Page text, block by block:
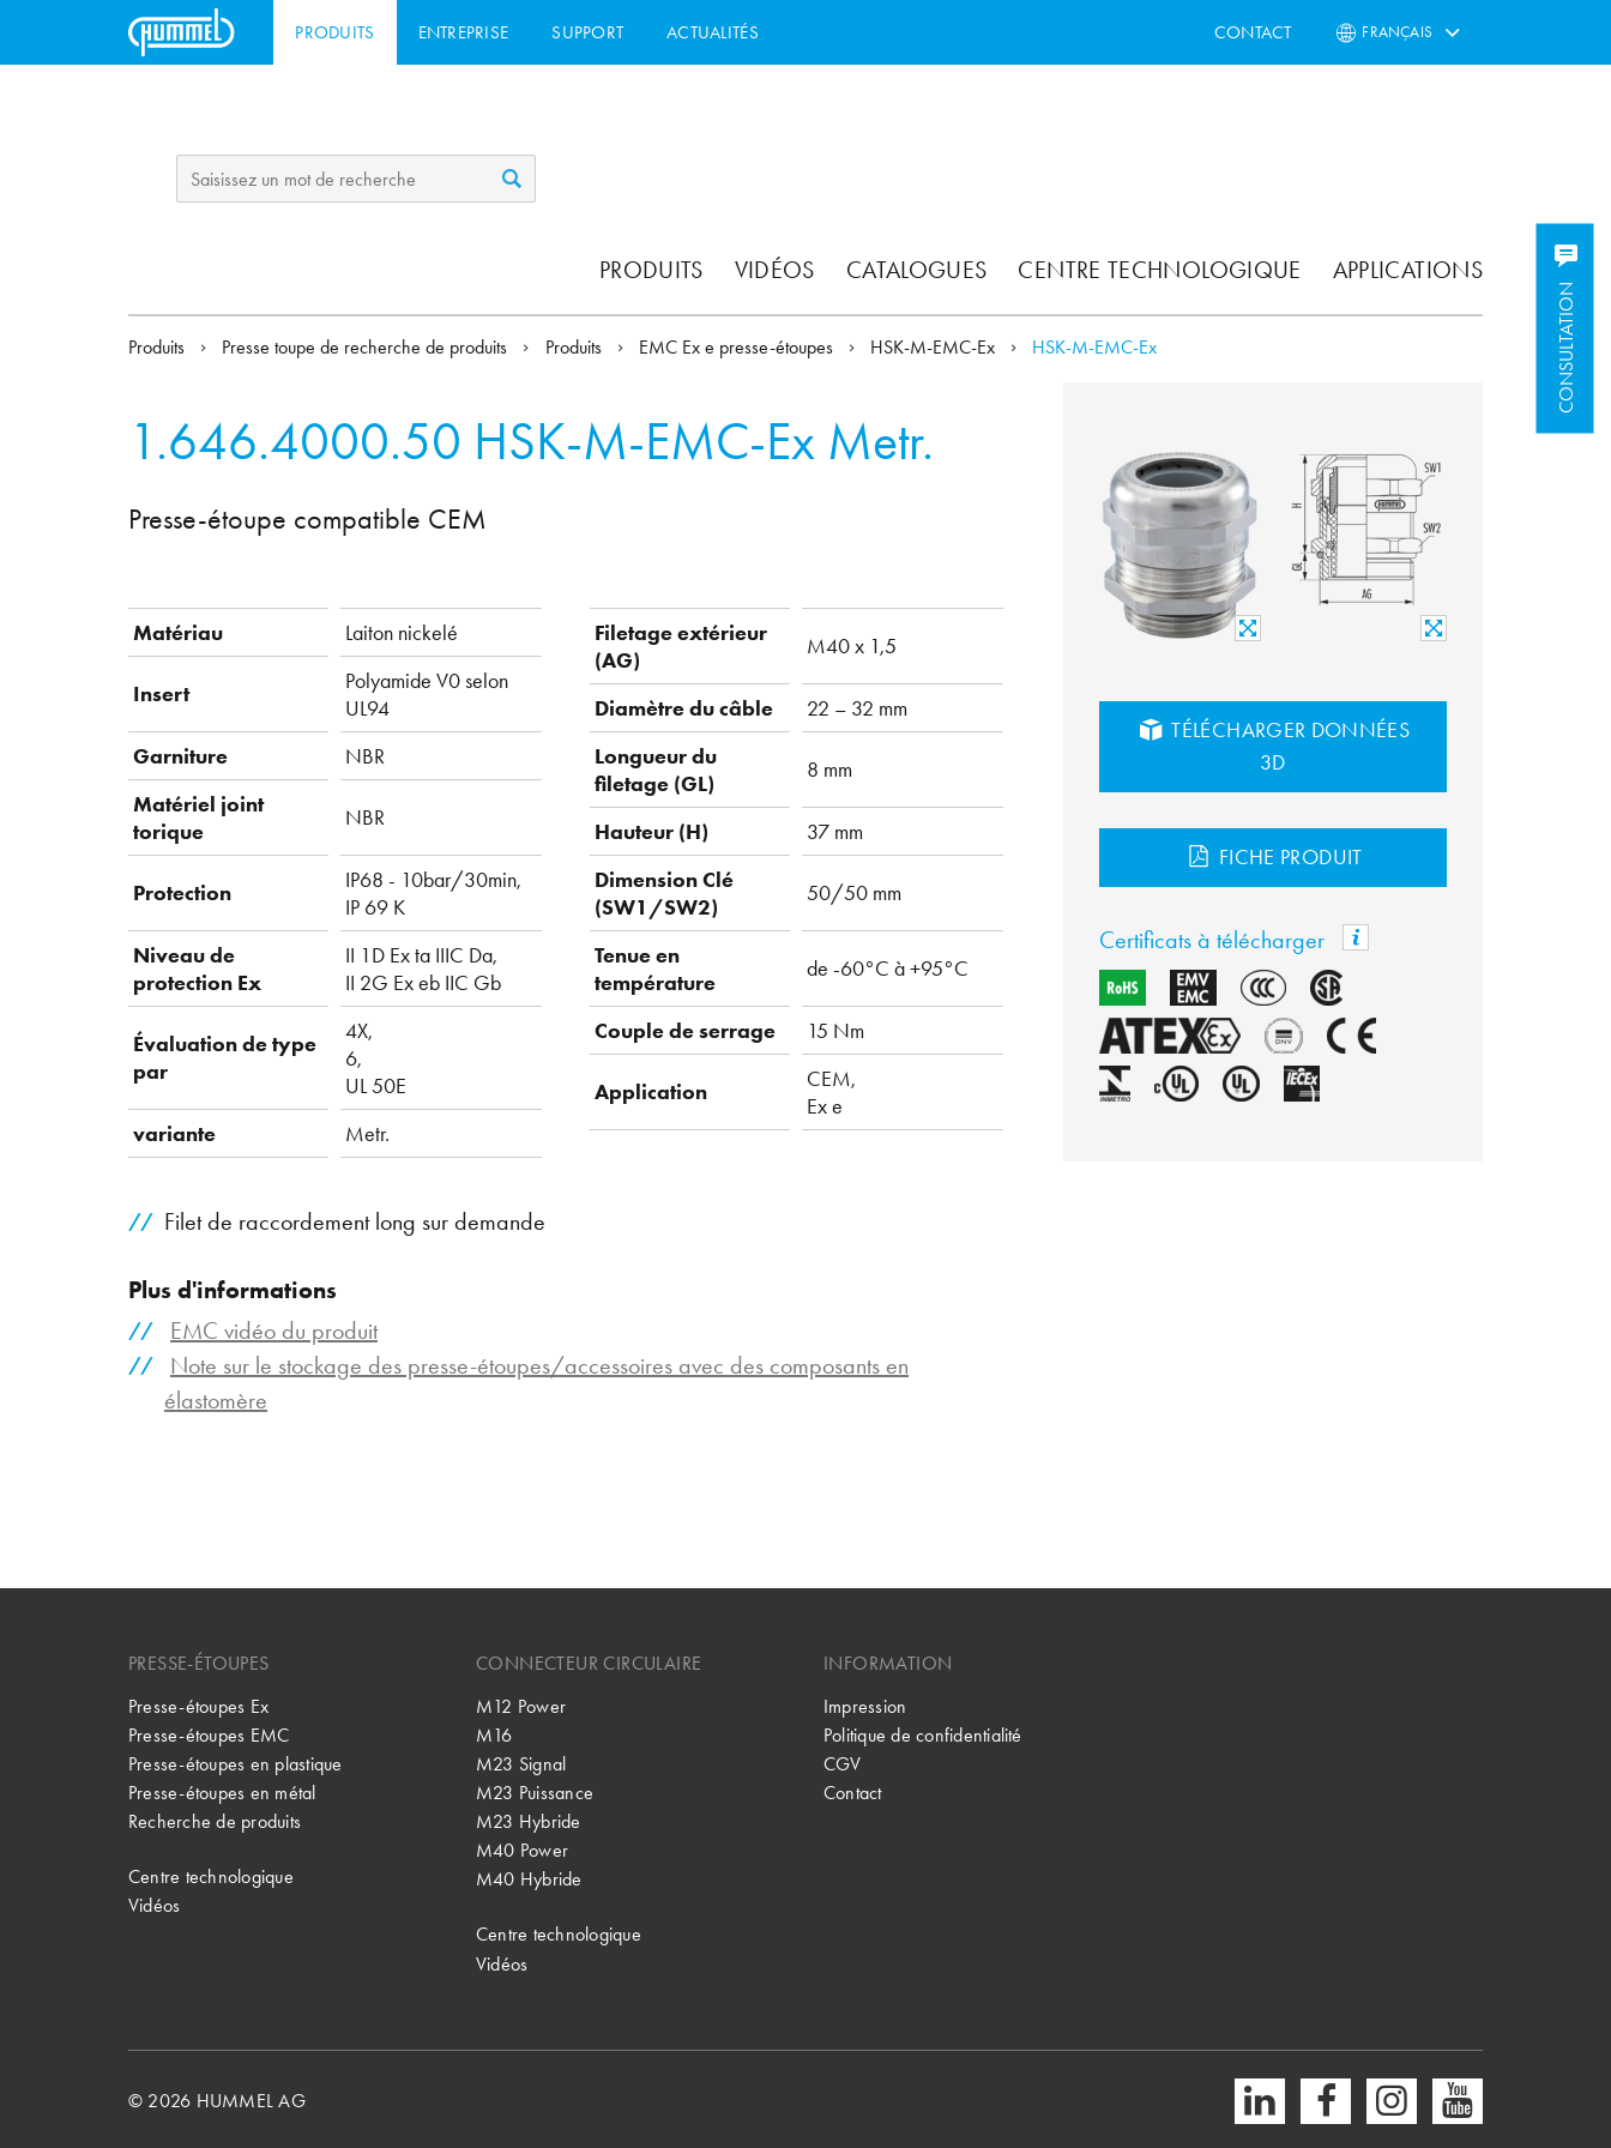
PRODUITS ENTREPRISE SUPPORT ACTUALITÉS CONTACT FRANÇAIS
PRODUITS VIDÉOS CATALOGUES CENTRE TECHNOLOGIQUE APPLICATIONS
CONSULTATION
Produits Presse toupe de recherche de produits Produits EMC Ex e presse-étoupes HSK-M-EMC-Ex HSK-M-EMC-Ex
1.646.4000.50 HSK-M-EMC-Ex Metr.
Presse-étoupe compatible CEM
Matériau Laiton nickelé
Insert
Polyamide V0 selon
UL94
Garniture
NBR
Matériel joint
torique
NBR
Protection
IP68 - 10bar/30min,
IP 69 K
Niveau de
protection Ex
II 1D Ex ta IIIC Da,
II 2G Ex eb IIC Gb
Évaluation de type
par
4X,
6,
UL 50E
variante
Metr.
Filetage extérieur
(AG)
M40 x 1,5
Diamètre du câble
22 – 32 mm
Longueur du
filetage (GL)
8 mm
Hauteur (H)
37 mm
Dimension Clé
(SW1/SW2)
50/50 mm
Tenue en
température
de -60°C à +95°C
Couple de serrage 15 Nm
Application
CEM,
Ex e
Filet de raccordement long sur demande
Plus d'informations
EMC vidéo du produit
Note sur le stockage des presse-étoupes/accessoires avec des composants en
élastomère
TÉLÉCHARGER DONNÉES
3D
FICHE PRODUIT
Certificats à télécharger
PRESSE-ÉTOUPES
Presse-étoupes Ex
Presse-étoupes EMC
Presse-étoupes en plastique
Presse-étoupes en métal
Recherche de produits
Centre technologique
Vidéos
CONNECTEUR CIRCULAIRE
M12 Power
M16
M23 Signal
M23 Puissance
M23 Hybride
M40 Power
M40 Hybride
Centre technologique
Vidéos
INFORMATION
Impression
Politique de confidentialité
CGV
Contact
© 2026 HUMMEL AG